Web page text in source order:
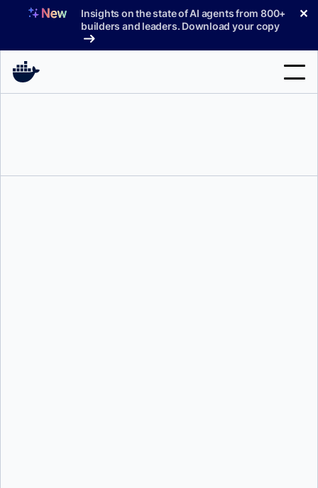
へ
Insights on the state of AI agents from 800+
builders and leaders. Download your copy
✕
サポート